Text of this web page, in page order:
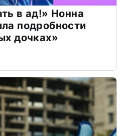
в ад!» Нонна
подробности
дочках»